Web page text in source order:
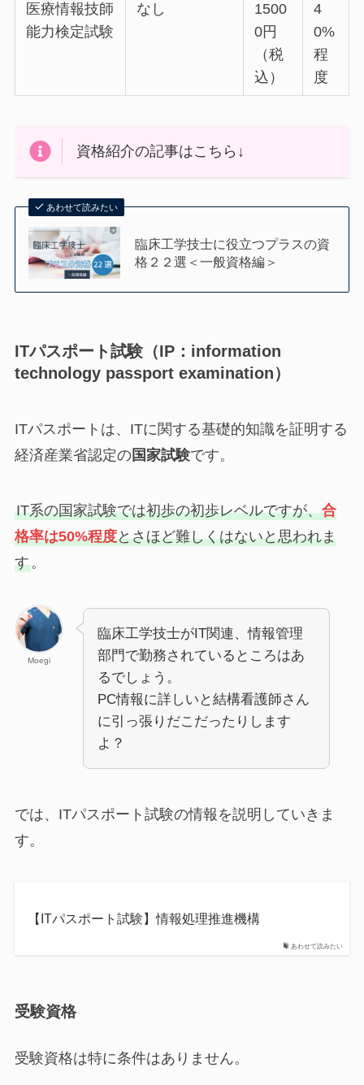
医療情報技師
能⼒検定試験
なし
1500
0円
（税
込）
4
0%
程
度
資格紹介の記事はこちら↓
あわせて読みたい
臨床工学技士に役立つプラスの資
格２２選＜一般資格編＞
ITパスポート試験（IP：information
technology passport examination）
ITパスポートは、ITに関する基礎的知識を証明する
経済産業省認定の国家試験です。
IT系の国家試験では初歩の初歩レベルですが、合
格率は50%程度とさほど難しくはないと思われま
す。
Moegi
臨床工学技士がIT関連、情報管理
部門で勤務されているところはあ
るでしょう。
PC情報に詳しいと結構看護師さん
に引っ張りだこだったりします
よ？
では、ITパスポート試験の情報を説明していきま
す。
あわせて読みたい
【ITパスポート試験】情報処理推進機構
受験資格
受験資格は特に条件はありません。